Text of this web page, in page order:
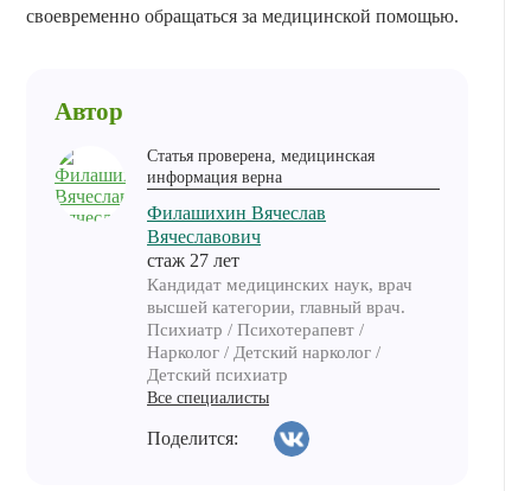
своевременно обращаться за медицинской помощью.
Автор
Статья проверена, медицинская
информация верна
Филашихин Вячеслав
Вячеславович
cтаж 27 лет
Кандидат медицинских наук, врач
высшей категории, главный врач.
Психиатр / Психотерапевт /
Нарколог / Детский нарколог /
Детский психиатр
Все специалисты
Поделится: